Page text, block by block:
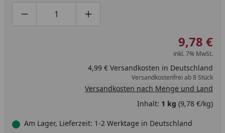
Produktmenge um eins verringern
Produktmenge manuell eingeben
Produktmenge um eins erhöhen
9,78 €
inkl. 7% MwSt.
4,99 € Versandkosten in Deutschland
Versandkostenfrei ab 8 Stück
Versandkosten nach Menge und Land
Inhalt: 1 kg (9,78 €/kg)
Am Lager, Lieferzeit: 1-2 Werktage in Deutschland